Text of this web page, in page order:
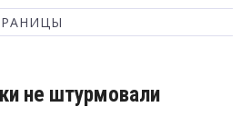
не штурмовали